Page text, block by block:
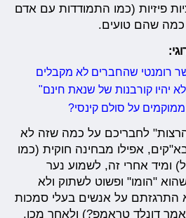
פיזיות (כמו התמודדות עם אדם
כמה שהם טועים.
רומנטי שהחברים לא מקבלים
יהיו קורבנות של שנאת חינם"
על סולם קינסי?
לחבריכם על כמה שזה לא
אפילו מבחינה חוקית (כמו
ומיד אחרי זה, לשמוע נער
"הומו" ופשוט לשתוק ולא
על אנשים בעלי סמכות
דונלד טראמפ?) ולאחר מכן,